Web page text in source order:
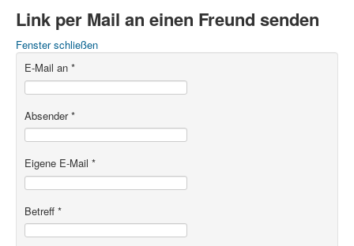
Link per Mail an einen Freund senden
Fenster schließen
E-Mail an *
Absender*
Eigene E-Mail *
Betreff *